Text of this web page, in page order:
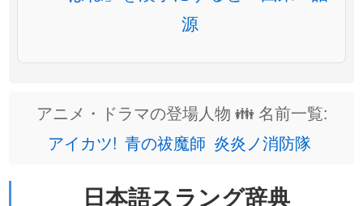
源
アニメ・ドラマの登場人物 👪 名前一覧:
アイカツ! 青の祓魔師 炎炎ノ消防隊
日本語スラング辞典